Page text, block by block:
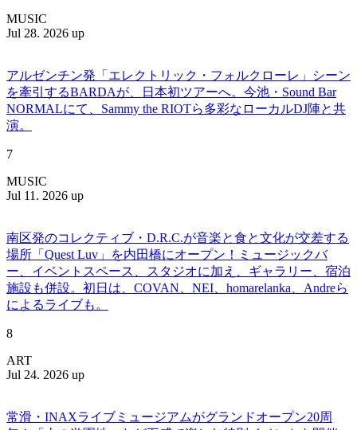
MUSIC
Jul 28. 2026 up
アルゼンチン発「エレクトリック・フォルクローレ」シーン
を牽引するBARDAが、日本初ツアーへ。今池・Sound Bar
NORMALにて、Sammy the RIOTら多彩なローカルDJ陣と共
演。
7
MUSIC
Jul 11. 2026 up
南区発のコレクティブ・D.R.C.が⾳楽と⾷と⽂化が交差する
場所「Quest Luv」を内田橋にオープン！ミュージックバ
ー、イベントスペース、スタジオに加え、ギャラリー、宿泊
施設も併設。初日は、COVAN、NEI、homarelanka、Andreら
によるライブも。
8
ART
Jul 24. 2026 up
常滑・INAXライブミュージアムがグランドオープン20周